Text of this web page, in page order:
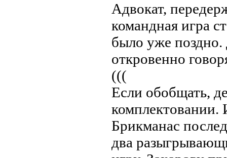
Адвокат,
командная игра
было уже поздно.
откровенно
(((
Если обобщать,
комплектовании.
Брикманас
два